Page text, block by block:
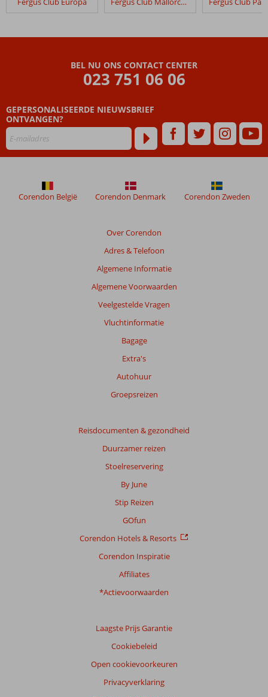
BEL NU ONS CONTACT CENTER
023 751 06 06
GEPERSONALISEERDE NIEUWSBRIEF
ONTVANGEN?
Over Corendon
Adres & Telefoon
Algemene Informatie
Algemene Voorwaarden
Veelgestelde Vragen
Vluchtinformatie
Bagage
Extra's
Autohuur
Groepsreizen
Reisdocumenten & gezondheid
Duurzamer reizen
Stoelreservering
By June
Stip Reizen
GOfun
Corendon Hotels & Resorts
Corendon Inspiratie
Affiliates
*Actievoorwaarden
Laagste Prijs Garantie
Cookiebeleid
Open cookievoorkeuren
Privacyverklaring
Corendon België Corendon Denmark Corendon Zweden